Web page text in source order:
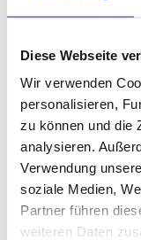
Diese Webseite
Wir verwenden
personalisieren,
zu können und die
analysieren.
Verwendung
soziale Medien,
Partner führen
weiteren Daten
Nicht auf Lager
Print
ALLE
VARIANTEN